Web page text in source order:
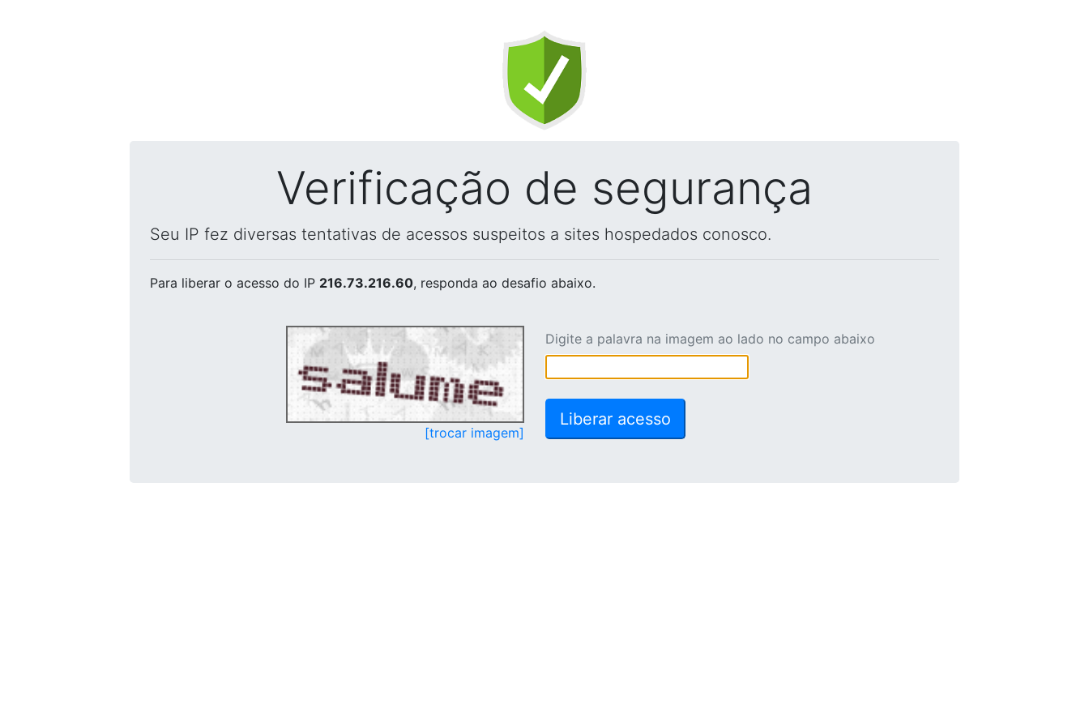
Verificação de segurança
Seu IP fez diversas tentativas de acessos suspeitos a sites hospedados conosco.
Para liberar o acesso do IP 216.73.216.60, responda ao desafio abaixo.
[trocar imagem]
Digite a palavra na imagem ao lado no campo abaixo